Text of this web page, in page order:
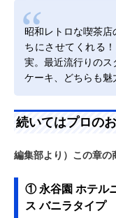
昭和レトロな喫茶
ちにさせてくれる
実。最近流行りのス
ケーキ、どちらも魅
続いてはプロの
編集部より）この章の
① 永谷園 ホテル
ス バニラタイプ